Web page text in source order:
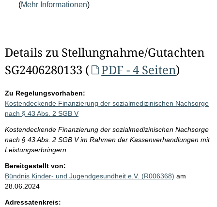
(Mehr Informationen)
Details zu Stellungnahme/Gutachten
SG2406280133 (
PDF - 4 Seiten)
Zu Regelungsvorhaben:
Kostendeckende Finanzierung der sozialmedizinischen Nachsorge
nach § 43 Abs. 2 SGB V
Kostendeckende Finanzierung der sozialmedizinischen Nachsorge
nach § 43 Abs. 2 SGB V im Rahmen der Kassenverhandlungen mit
Leistungserbringern
Bereitgestellt von:
Bündnis Kinder- und Jugendgesundheit e.V. (R006368) am
28.06.2024
Adressatenkreis: